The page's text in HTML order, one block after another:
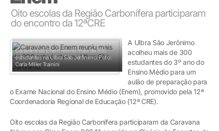
Oito escolas da Região Carbonífera participaram
do encontro da 12ªCRE
Caravana do Enem reuniu mais de 300
estudantes na Ulbra São Jerônimo. Foto:
Carla Miller Trainini
A Ulbra São Jerônimo
acolheu mais de 300
estudantes do 3º ano do
Ensino Médio para um
aulão de preparação para
o Exame Nacional do Ensino Médio (Enem), promovido pela 12ª
Coordenadoria Regional de Educação (12ª CRE).
Oito escolas da Região Carbonífera participaram da Caravana